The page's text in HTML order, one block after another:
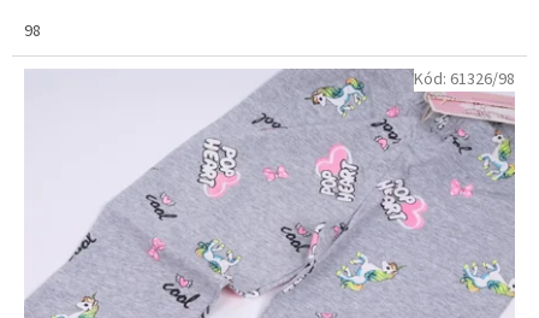
98
Kód: 61326/98